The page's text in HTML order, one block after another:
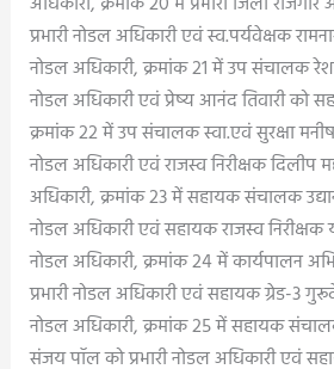
प्रभारी नोडल अधिकारी एवं स्व.पर्यवेक्षक
नोडल अधिकारी, क्रमांक 21 में उप संचालक
नोडल अधिकारी एवं प्रेष्य आनंद तिवारी को
क्रमांक 22 में उप संचालक स्वा.एवं सुरक्षा मनीष
नोडल अधिकारी एवं राजस्व निरीक्षक दिलीप
अधिकारी, क्रमांक 23 में सहायक संचालक
नोडल अधिकारी एवं सहायक राजस्व
नोडल अधिकारी, क्रमांक 24 में कार्यपालन
प्रभारी नोडल अधिकारी एवं सहायक ग्रेड-3
नोडल अधिकारी, क्रमांक 25 में सहायक
संजय पॉल को प्रभारी नोडल अधिकारी एवं